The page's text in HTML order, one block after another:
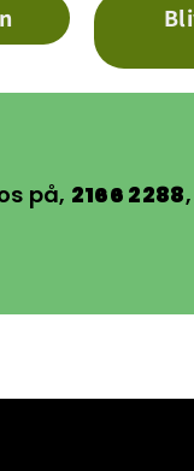
på, 2166 2288